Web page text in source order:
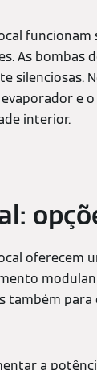
As bombas
silenciosas.
e
interior.
oferecem
também
a